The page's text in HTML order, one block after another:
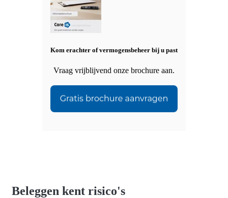
Kom erachter of vermogensbeheer bij u past
Vraag vrijblijvend onze brochure aan.
Beleggen kent risico's